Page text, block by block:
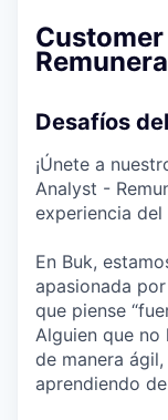
Desafíos
¡Únete a
Analyst -
experiencia del
En Buk,
apasionada
que piense
Alguien que no
de manera
aprendiendo